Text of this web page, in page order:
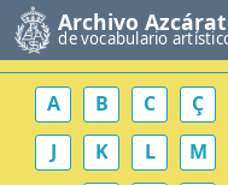
Archivo
de vocabulario
A B C Ç
J
K L M